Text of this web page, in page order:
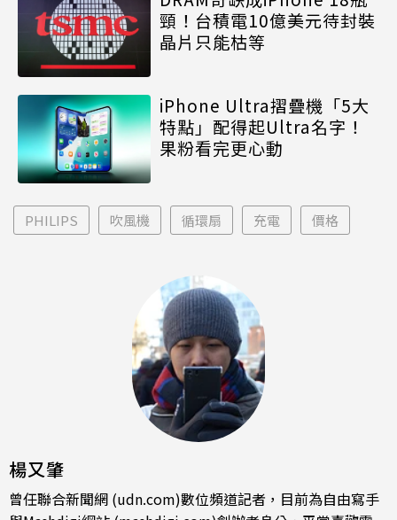
頸！台積電10億美元待封裝
晶片只能枯等
iPhone Ultra摺疊機「5大
特點」配得起Ultra名字！
果粉看完更心動
PHILIPS 吹風機 循環扇 充電 價格
楊又肇
曾任聯合新聞網 (udn.com)數位頻道記者，目前為自由寫手